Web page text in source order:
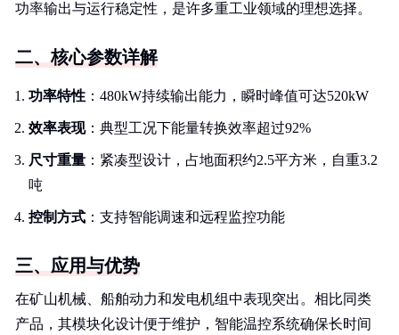
功率输出与运行稳定性，是许多重工业领域的理想选择。
二、核心参数详解
功率特性 ：480kW持续输出能力，瞬时峰值可达520kW
效率表现：典型工况下能量转换效率超过92%
尺寸重量 ：紧凑型设计，占地面积约2.5平方米，自重3.2
吨
控制方式 ：支持智能调速和远程监控功能
三、应用与优势
在矿山机械、船舶动力和发电机组中表现突出。相比同类
产品，其模块化设计便于维护，智能温控系统确保长时间